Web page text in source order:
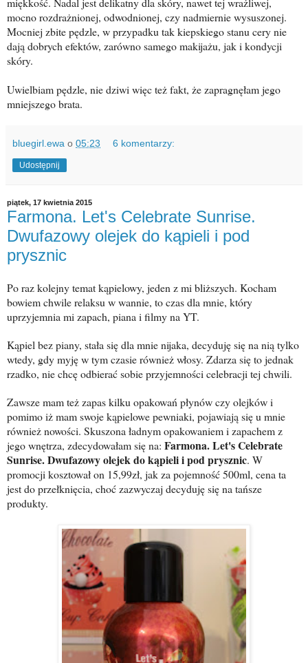
mocno rozdrażnionej, odwodnionej, czy nadmiernie wysuszonej.
Mocniej zbite pędzle, w przypadku tak kiepskiego stanu cery nie
dają dobrych efektów, zarówno samego makijażu, jak i kondycji
skóry.
Uwielbiam pędzle, nie dziwi więc też fakt, że zapragnęłam jego
mniejszego brata.
bluegirl.ewa o 05:23 6 komentarzy:
Udostępnij
piątek, 17 kwietnia 2015
Farmona. Let's Celebrate Sunrise.
Dwufazowy olejek do kąpieli i pod
prysznic
Po raz kolejny temat kąpielowy, jeden z mi bliższych. Kocham
bowiem chwile relaksu w wannie, to czas dla mnie, który
uprzyjemnia mi zapach, piana i filmy na YT.
Kąpiel bez piany, stała się dla mnie nijaka, decyduję się na nią tylko
wtedy, gdy myję w tym czasie również włosy. Zdarza się to jednak
rzadko, nie chcę odbierać sobie przyjemności celebracji tej chwili.
Zawsze mam też zapas kilku opakowań płynów czy olejków i
pomimo iż mam swoje kąpielowe pewniaki, pojawiają się u mnie
również nowości. Skuszona ładnym opakowaniem i zapachem z
jego wnętrza, zdecydowałam się na: Farmona. Let's Celebrate
Sunrise. Dwufazowy olejek do kąpieli i pod prysznic. W
promocji kosztował on 15,99zł, jak za pojemność 500ml, cena ta
jest do przełknięcia, choć zazwyczaj decyduję się na tańsze
produkty.